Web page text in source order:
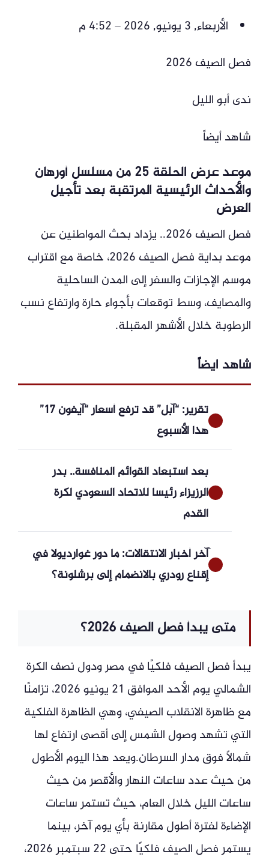
الأربعاء, 3 يونيو, 2026 – 4:52 م
فصل الصيف 2026
ندى أبو الليل
شاهد أيضاً
موعد عرض الحلقة 25 من مسلسل أورهان
والأحداث الرئيسية المرتقبة بعد تأجيل
العرض
فصل الصيف 2026.. يزداد بحث المواطنين عن
موعد بداية فصل الصيف 2026، خاصة مع اقتراب
موسم الإجازات والسفر إلى المدن الساحلية
والمصايف، وسط توقعات بأجواء حارة وارتفاع نسب
الرطوبة خلال الأشهر المقبلة.
شاهد ايضاً
تقرير: “آبل” قد ترفع أسعار “آيفون 17”
هذا الأسبوع
بعد استبعاد القوائم المنافسة.. بدر
الرزيزاء رئيسا للاتحاد السعودي لكرة
القدم
آخر أخبار الانتقالات: ما دور غوارديولا في
إقناع رودري بالانضمام إلى برشلونة؟
متى يبدأ فصل الصيف 2026؟
يبدأ فصل الصيف فلكيًا في مصر ودول نصف الكرة
الشمالي يوم الأحد الموافق 21 يونيو 2026، تزامنًا
مع ظاهرة الانقلاب الصيفي، وهي الظاهرة الفلكية
التي تشهد وصول الشمس إلى أقصى ارتفاع لها
شمالًا فوق مدار السرطان.ويعد هذا اليوم الأطول
من حيث عدد ساعات النهار والأقصر من حيث
ساعات الليل خلال العام، حيث تستمر ساعات
الإضاءة لفترة أطول مقارنة بأي يوم آخر، بينما
يستمر فصل الصيف فلكيًا حتى 22 سبتمبر 2026،